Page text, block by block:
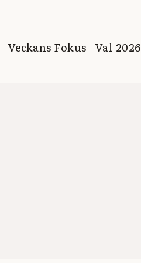
Veckans Fokus Val 2026